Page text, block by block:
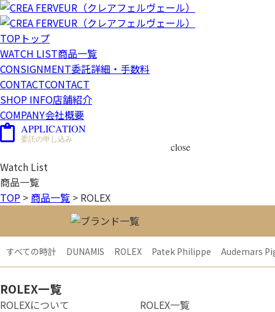
TOP トップ
WATCH LIST商品一覧
CONSIGNMENT委託詳細・手数料
CONTACTCONTACT
SHOP INFO店舗紹介
COMPANY会社概要
APPLICATION
委託の申し込み
close
Watch List
商品一覧
TOP > 商品一覧 > ROLEX
すべての時計 DUNAMIS ROLEX Patek Philippe Audemars
ROLEX一覧
ROLEXについて
ROLEX一覧